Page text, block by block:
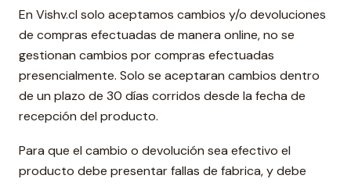
En Vishv.cl solo aceptamos cambios y/o devoluciones
de compras efectuadas de manera online, no se
gestionan cambios por compras efectuadas
presencialmente. Solo se aceptaran cambios dentro
de un plazo de 30 días corridos desde la fecha de
recepción del producto.
Para que el cambio o devolución sea efectivo el
producto debe presentar fallas de fabrica, y debe